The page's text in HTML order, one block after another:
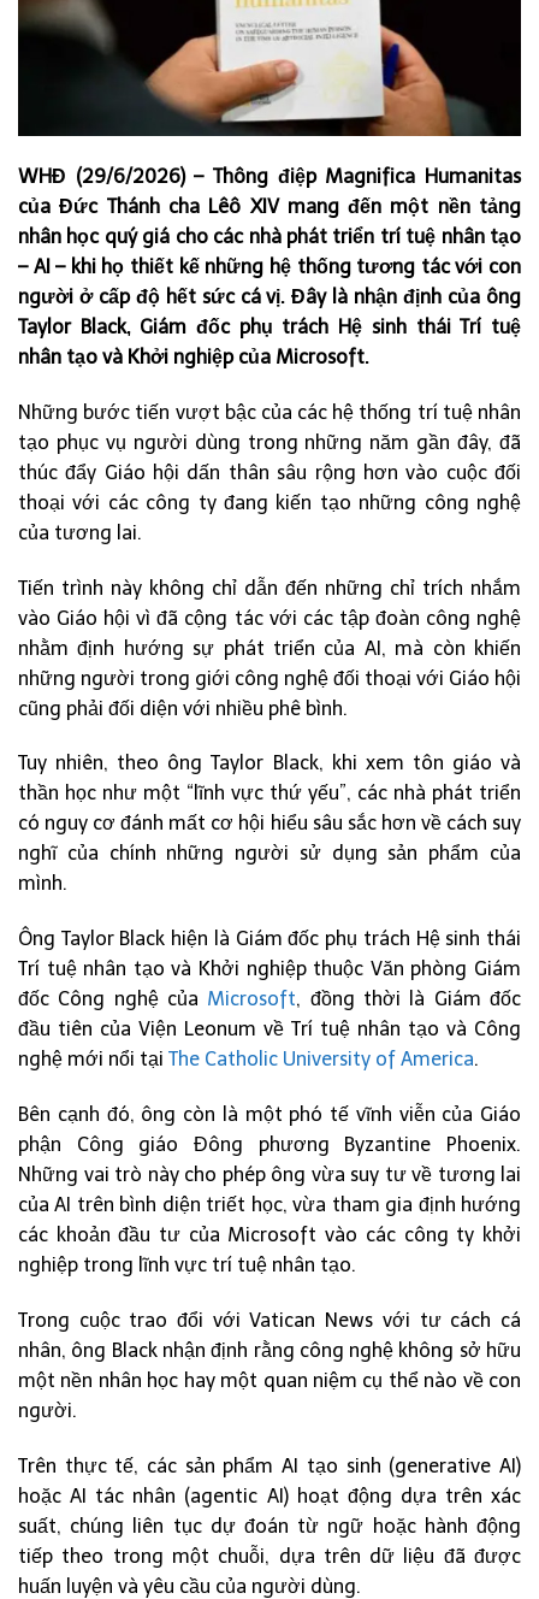
WHĐ (29/6/2026) – Thông điệp Magnifica Humanitas
của Đức Thánh cha Lêô XIV mang đến một nền tảng
nhân học quý giá cho các nhà phát triển trí tuệ nhân tạo
– AI – khi họ thiết kế những hệ thống tương tác với con
người ở cấp độ hết sức cá vị. Đây là nhận định của ông
Taylor Black, Giám đốc phụ trách Hệ sinh thái Trí tuệ
nhân tạo và Khởi nghiệp của Microsoft.
Những bước tiến vượt bậc của các hệ thống trí tuệ nhân
tạo phục vụ người dùng trong những năm gần đây, đã
thúc đẩy Giáo hội dấn thân sâu rộng hơn vào cuộc đối
thoại với các công ty đang kiến tạo những công nghệ
của tương lai.
Tiến trình này không chỉ dẫn đến những chỉ trích nhắm
vào Giáo hội vì đã cộng tác với các tập đoàn công nghệ
nhằm định hướng sự phát triển của AI, mà còn khiến
những người trong giới công nghệ đối thoại với Giáo hội
cũng phải đối diện với nhiều phê bình.
Tuy nhiên, theo ông Taylor Black, khi xem tôn giáo và
thần học như một “lĩnh vực thứ yếu”, các nhà phát triển
có nguy cơ đánh mất cơ hội hiểu sâu sắc hơn về cách suy
nghĩ của chính những người sử dụng sản phẩm của
mình.
Ông Taylor Black hiện là Giám đốc phụ trách Hệ sinh thái
Trí tuệ nhân tạo và Khởi nghiệp thuộc Văn phòng Giám
đốc Công nghệ của Microsoft, đồng thời là Giám đốc
đầu tiên của Viện Leonum về Trí tuệ nhân tạo và Công
nghệ mới nổi tại The Catholic University of America.
Bên cạnh đó, ông còn là một phó tế vĩnh viễn của Giáo
phận Công giáo Đông phương Byzantine Phoenix.
Những vai trò này cho phép ông vừa suy tư về tương lai
của AI trên bình diện triết học, vừa tham gia định hướng
các khoản đầu tư của Microsoft vào các công ty khởi
nghiệp trong lĩnh vực trí tuệ nhân tạo.
Trong cuộc trao đổi với Vatican News với tư cách cá
nhân, ông Black nhận định rằng công nghệ không sở hữu
một nền nhân học hay một quan niệm cụ thể nào về con
người.
Trên thực tế, các sản phẩm AI tạo sinh (generative AI)
hoặc AI tác nhân (agentic AI) hoạt động dựa trên xác
suất, chúng liên tục dự đoán từ ngữ hoặc hành động
tiếp theo trong một chuỗi, dựa trên dữ liệu đã được
huấn luyện và yêu cầu của người dùng.